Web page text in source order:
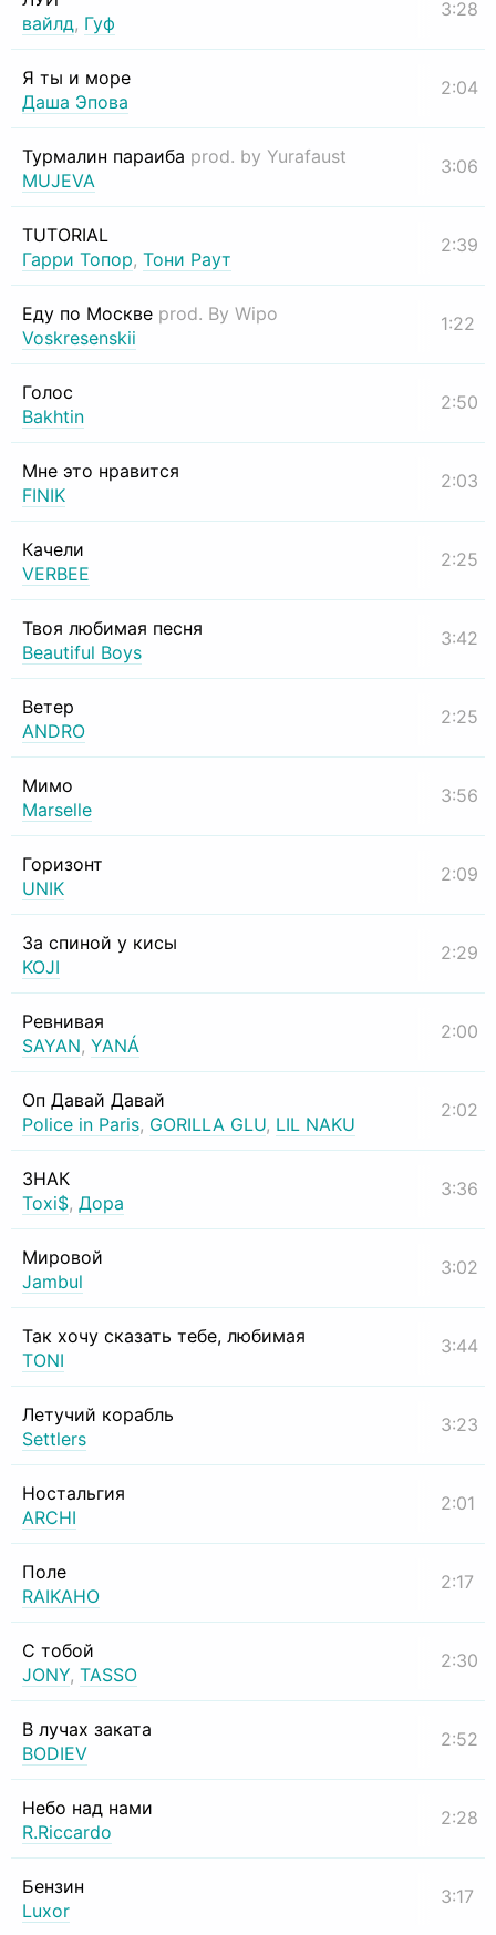
вайлд, Гуф
3:28
Я ты и море
Даша Эпова
2:04
Турмалин параиба prod. by Yurafaust
MUJEVA
3:06
TUTORIAL
Гарри Топор, Тони Раут
2:39
Еду по Москве prod. By Wipo
Voskresenskii
1:22
Голос
Bakhtin
2:50
Мне это нравится
FINIK
2:03
Качели
VERBEE
2:25
Твоя любимая песня
Beautiful Boys
3:42
Ветер
ANDRO
2:25
Мимо
Marselle
3:56
Горизонт
UNIK
2:09
За спиной у кисы
KOJI
2:29
Ревнивая
SAYAN, YANÁ
2:00
Оп Давай Давай
Police in Paris, GORILLA GLU, LIL NAKU
2:02
ЗНАК
Toxi$, Дора
3:36
Мировой
Jambul
3:02
Так хочу сказать тебе, любимая
TONI
3:44
Летучий корабль
Settlers
3:23
Ностальгия
ARCHI
2:01
Поле
RAIKAHO
2:17
С тобой
JONY, TASSO
2:30
В лучах заката
BODIEV
2:52
Небо над нами
R.Riccardo
2:28
Бензин
Luxor
3:17